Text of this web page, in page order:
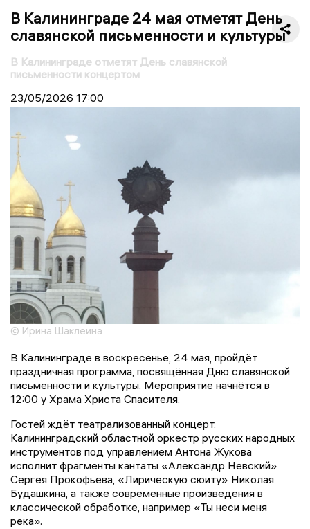
В Калининграде 24 мая отметят День
славянской письменности и культуры
В Калининграде отметят День славянской
письменности концертом
23/05/2026 17:00
© Ирина Шаклеина
В Калининграде в воскресенье, 24 мая, пройдёт
праздничная программа, посвящённая Дню славянской
письменности и культуры. Мероприятие начнётся в
12:00 у Храма Христа Спасителя.
Гостей ждёт театрализованный концерт.
Калининградский областной оркестр русских народных
инструментов под управлением Антона Жукова
исполнит фрагменты кантаты «Александр Невский»
Сергея Прокофьева, «Лирическую сюиту» Николая
Будашкина, а также современные произведения в
классической обработке, например «Ты неси меня
река».